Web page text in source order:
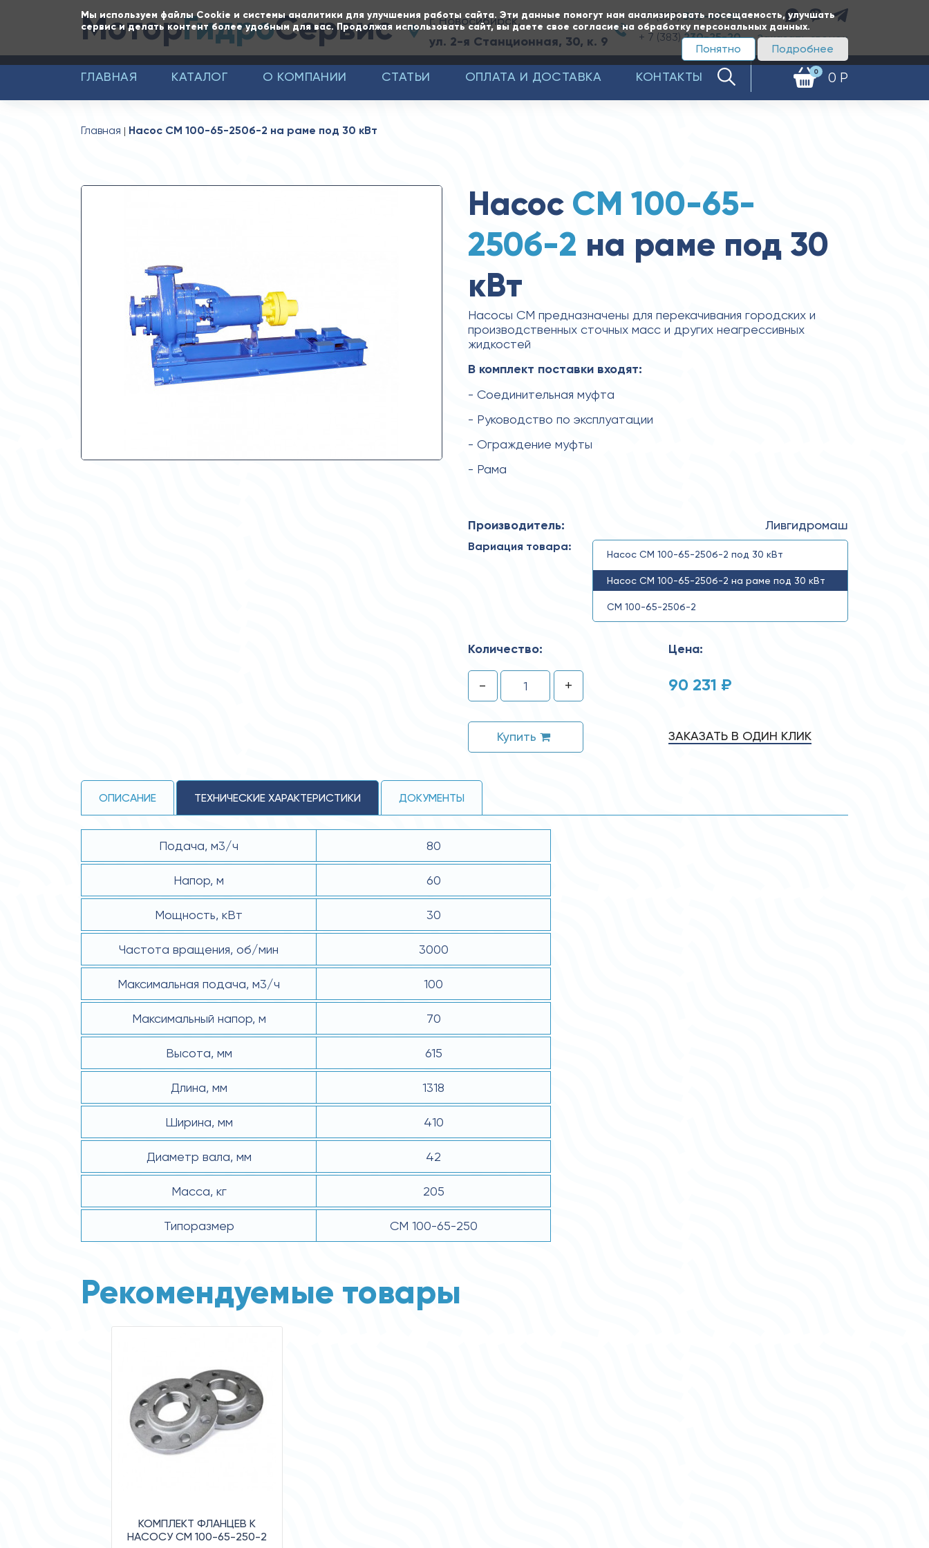
Мы используем файлы Cookie и системы аналитики для улучшения работы сайта. Эти данные помогут нам анализировать посещаемость, улучшать
сервис и делать контент более удобным для вас. Продолжая использовать сайт, вы даете свое согласие на обработку персональных данных.
Подробнее
Понятно
МоторГидроСервис г. Новосибирск,
ул. 2-я Станционная, 30, к. 9
+ 7 (383)350-65-20
+ 7 (383)230-25-20 Заказать звонок
0 0 Р
ГЛАВНАЯ КАТАЛОГ О КОМПАНИИ СТАТЬИ ОПЛАТА И ДОСТАВКА КОНТАКТЫ
Главная Насос СМ 100-65-250б-2 на раме под 30 кВт
Насос СМ 100-65-
250б-2 на раме под 30
кВт
Насосы СМ предназначены для перекачивания городских и
производственных сточных масс и других неагрессивных
жидкостей
В комплект поставки входят:
- Соединительная муфта
- Руководство по эксплуатации
- Ограждение муфты
- Рама
Производитель: Ливгидромаш
Вариация товара:
Насос СМ 100-65-250б-2 под 30 кВт
Насос СМ 100-65-250б-2 на раме под 30 кВт
СМ 100-65-250б-2
Количество:
- +
Купить
Цена:
90 231 ₽
ЗАКАЗАТЬ В ОДИН КЛИК
ОПИСАНИЕ ТЕХНИЧЕСКИЕ ХАРАКТЕРИСТИКИ ДОКУМЕНТЫ
Подача, м3/ч 80
Напор, м 60
Мощность, кВт 30
Частота вращения, об/мин 3000
Максимальная подача, м3/ч 100
Максимальный напор, м 70
Высота, мм 615
Длина, мм 1318
Ширина, мм 410
Диаметр вала, мм 42
Масса, кг 205
Типоразмер СМ 100-65-250
Рекомендуемые товары
КОМПЛЕКТ ФЛАНЦЕВ К
НАСОСУ СМ 100-65-250-2